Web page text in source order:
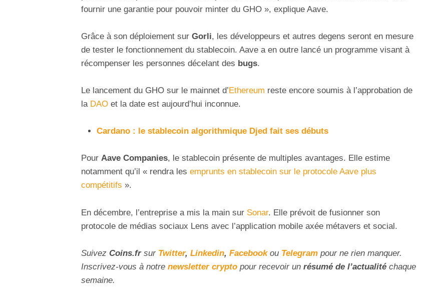
fournir une garantie pour pouvoir minter du GHO », explique Aave.
Grâce à son déploiement sur Gorli, les développeurs et autres degens seront en mesure
de tester le fonctionnement du stablecoin. Aave a en outre lancé un programme visant à
récompenser les personnes décelant des bugs.
Le lancement du GHO sur le mainnet d’Ethereum reste encore soumis à l’approbation de
la DAO et la date est aujourd’hui inconnue.
Cardano : le stablecoin algorithmique Djed fait ses débuts
Pour Aave Companies, le stablecoin présente de multiples avantages. Elle estime
notamment qu’il « rendra les emprunts en stablecoin sur le protocole Aave plus
compétitifs ».
En décembre, l’entreprise a mis la main sur Sonar. Elle prévoit de fusionner son
protocole de médias sociaux Lens avec l’application mobile axée métavers et social.
Suivez Coins.fr sur Twitter, Linkedin, Facebookou Telegram pour ne rien manquer.
Inscrivez-vous à notre newsletter crypto pour recevoir un résumé de l’actualité chaque
semaine.